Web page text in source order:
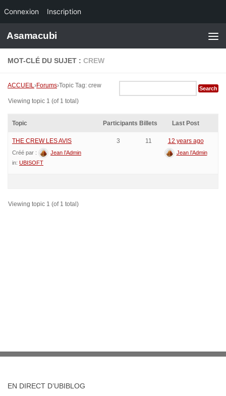
Connexion Inscription
Skip to content
Asamacubi
MOT-CLÉ DU SUJET : CREW
ACCUEIL›Forums›Topic Tag: crew
Viewing topic 1 (of 1 total)
Topic Participants Billets Last Post
THE CREW LES AVIS
Créé par :
Jean l’Admin
in: UBISOFT
3 11 12 years ago
Jean l’Admin
Viewing topic 1 (of 1 total)
EN DIRECT D’UBIBLOG